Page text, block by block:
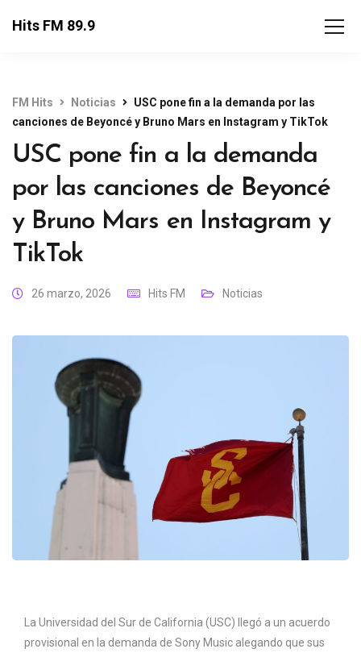
Hits FM 89.9
FM Hits Noticias
USC pone fin a la demanda por las
canciones de Beyoncé y Bruno Mars en Instagram y TikTok
USC pone fin a la demanda
por las canciones de Beyoncé
y Bruno Mars en Instagram y
TikTok
26 marzo, 2026 Hits FM Noticias
La Universidad del Sur de California (USC) llegó a un acuerdo
provisional en la demanda de Sony Music alegando que sus